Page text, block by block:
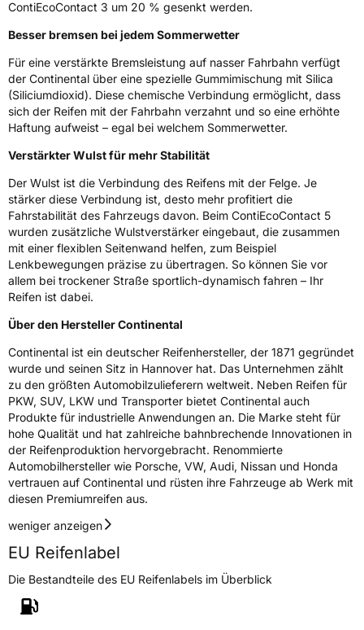
Allgemeine Produktsicherheit (GPSR)
HerstellerkontaktContinental Reifen Deutschland GmbH
Continental-Plaza 1 30173 Hannover
Deutschland,
customerservice_tires@conti.de
ContiEcoContact 3 um 20 % gesenkt werden.
Besser bremsen bei jedem Sommerwetter
Für eine verstärkte Bremsleistung auf nasser Fahrbahn verfügt
der Continental über eine spezielle Gummimischung mit Silica
(Siliciumdioxid). Diese chemische Verbindung ermöglicht, dass
sich der Reifen mit der Fahrbahn verzahnt und so eine erhöhte
Haftung aufweist – egal bei welchem Sommerwetter.
Verstärkter Wulst für mehr Stabilität
Der Wulst ist die Verbindung des Reifens mit der Felge. Je
stärker diese Verbindung ist, desto mehr profitiert die
Fahrstabilität des Fahrzeugs davon. Beim ContiEcoContact 5
wurden zusätzliche Wulstverstärker eingebaut, die zusammen
mit einer flexiblen Seitenwand helfen, zum Beispiel
Lenkbewegungen präzise zu übertragen. So können Sie vor
allem bei trockener Straße sportlich-dynamisch fahren – Ihr
Reifen ist dabei.
Über den Hersteller Continental
Continental ist ein deutscher Reifenhersteller, der 1871 gegründet
wurde und seinen Sitz in Hannover hat. Das Unternehmen zählt
zu den größten Automobilzulieferern weltweit. Neben Reifen für
PKW, SUV, LKW und Transporter bietet Continental auch
Produkte für industrielle Anwendungen an. Die Marke steht für
hohe Qualität und hat zahlreiche bahnbrechende Innovationen in
der Reifenproduktion hervorgebracht. Renommierte
Automobilhersteller wie Porsche, VW, Audi, Nissan und Honda
vertrauen auf Continental und rüsten ihre Fahrzeuge ab Werk mit
diesen Premiumreifen aus.
weniger anzeigen
EU Reifenlabel
Die Bestandteile des EU Reifenlabels im Überblick